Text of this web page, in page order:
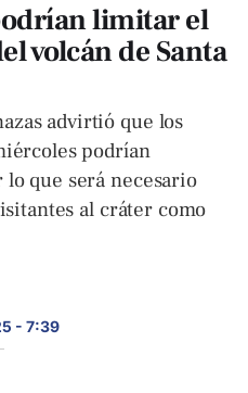
limitar el
volcán de Santa
advirtió que los
podrían
que será necesario
al cráter como
- 7:39